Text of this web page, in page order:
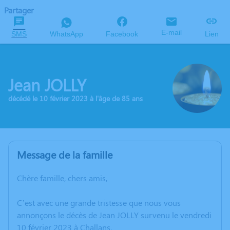
Partager
SMS WhatsApp Facebook E-mail Lien
Jean JOLLY
décédé le 10 février 2023 à l'âge de 85 ans
Message de la famille
Chère famille, chers amis,
C’est avec une grande tristesse que nous vous
annonçons le décès de Jean JOLLY survenu le vendredi
10 février 2023 à Challans.